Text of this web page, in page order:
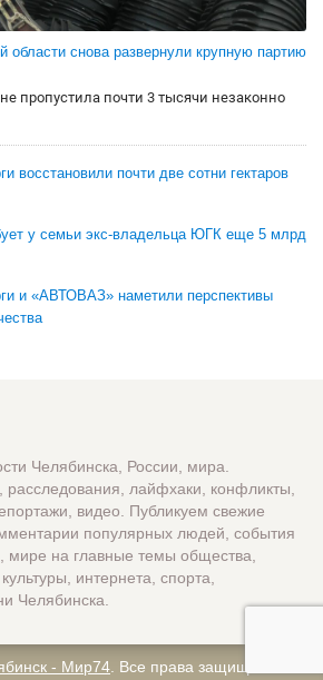
области снова развернули крупную партию
пропустила почти 3 тысячи незаконно
восстановили почти две сотни гектаров
у семьи экс-владельца ЮГК еще 5 млрд
и «АВТОВАЗ» наметили перспективы
Челябинска, России, мира.
расследования, лайфхаки, конфликты,
видео. Публикуем свежие
популярных людей, события
мире на главные темы общества,
интернета, спорта,
Челябинска.
- Мир74 . Все права защищены.